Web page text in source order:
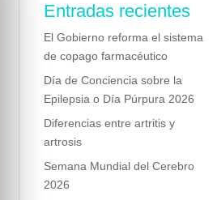
Entradas recientes
El Gobierno reforma el sistema
de copago farmacéutico
Día de Conciencia sobre la
Epilepsia o Día Púrpura 2026
Diferencias entre artritis y
artrosis
Semana Mundial del Cerebro
2026